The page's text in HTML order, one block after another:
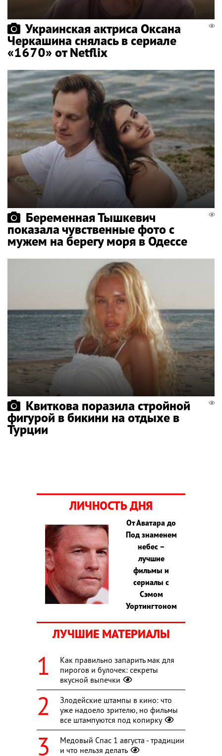
Украинская актриса Оксана
Черкашина снялась в сериале
«1670» от Netflix
Беременная Тышкевич
показала чувственные фото с
мужем на берегу моря в Одессе
Квиткова поразила стройной
фигурой в бикини на отдыхе в
Турции
ЛИЧНОСТЬ ДНЯ
От Аватара до
Под знаменем
небес –
лучшие
фильмы и
сериалы с
Сэмом
Уортингтоном
ЛУЧШИЕ МАТЕРИАЛЫ
Как правильно запарить мак для
пирогов и булочек: секреты
вкусной выпечки
Злодейские штампы в кино: что
уже надоело зрителю, но фильмы
все штампуются под копирку
Медовый Спас 1 августа - традиции
и что нельзя делать